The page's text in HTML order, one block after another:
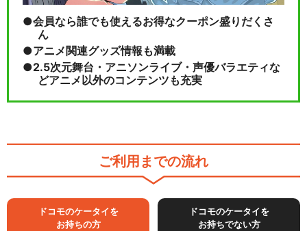
会員なら誰でも使えるお得なクーポン盛りだくさ
ん
アニメ関連グッズ情報も満載
2.5次元舞台・アニソンライブ・声優バラエティな
どアニメ以外のコンテンツも充実
ご利用までの流れ
ドコモのケータイを
お持ちの方
ドコモのケータイを
お持ちでない方